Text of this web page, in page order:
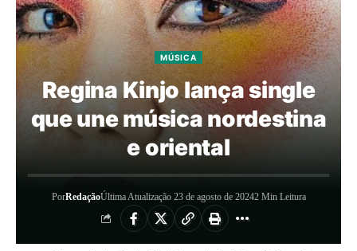
MÚSICA
Regina Kinjo lança single
que une música nordestina
e oriental
PorRedaçãoÚltima Atualização 23 de agosto de 20242 Min Leitura